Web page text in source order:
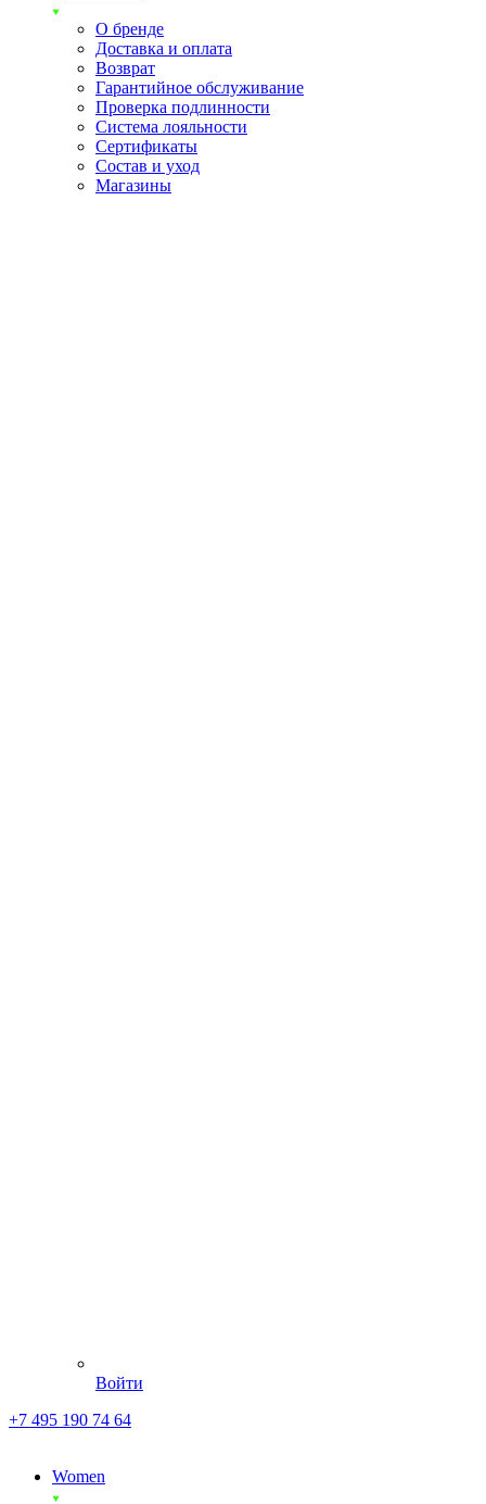
О бренде
Доставка и оплата
Возврат
Гарантийное обслуживание
Проверка подлинности
Система лояльности
Сертификаты
Состав и уход
Магазины
Войти
+7 495 190 74 64
Women